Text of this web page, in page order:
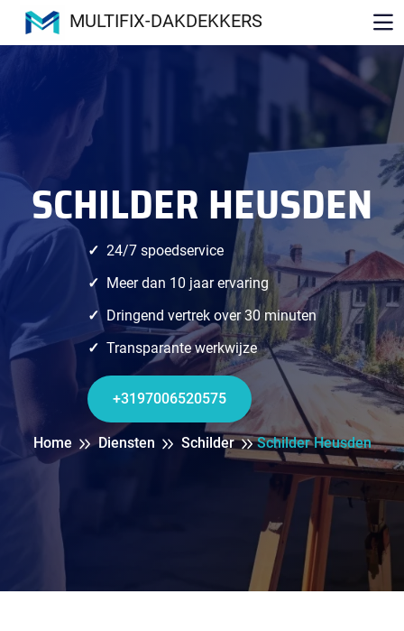
MULTIFIX-DAKDEKKERS
SCHILDER HEUSDEN
24/7 spoedservice
Meer dan 10 jaar ervaring
Dringend vertrek over 30 minuten
Transparante werkwijze
+3197006520575
Home Diensten Schilder Schilder Heusden